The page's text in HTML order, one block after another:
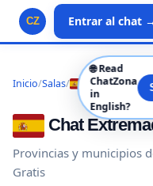
CZ Entrar al chat →
Inicio/Salas/ España/
Chat
Provincias y municipios
Gratis
🌐 Read
ChatZona
in
English?